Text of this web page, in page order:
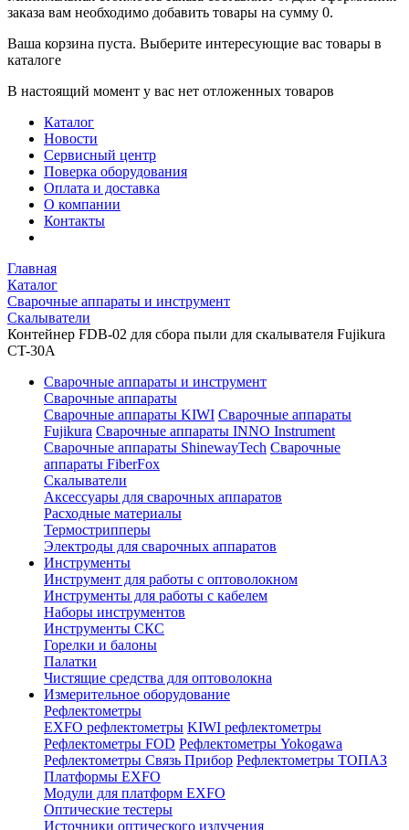
заказа вам необходимо добавить товары на сумму 0.
Ваша корзина пуста. Выберите интересующие вас товары в
каталоге
В настоящий момент у вас нет отложенных товаров
Каталог
Новости
Сервисный центр
Поверка оборудования
Оплата и доставка
О компании
Контакты
Главная
Каталог
Сварочные аппараты и инструмент
Скалыватели
Контейнер FDB-02 для сбора пыли для скалывателя Fujikura
CT-30A
Сварочные аппараты и инструмент
Сварочные аппараты
Сварочные аппараты KIWI Сварочные аппараты
Fujikura Сварочные аппараты INNO Instrument
Сварочные аппараты ShinewayTech Cварочные
аппараты FiberFox
Скалыватели
Аксессуары для сварочных аппаратов
Расходные материалы
Термострипперы
Электроды для сварочных аппаратов
Инструменты
Инструмент для работы с оптоволокном
Инструменты для работы с кабелем
Наборы инструментов
Инструменты СКС
Горелки и балоны
Палатки
Чистящие средства для оптоволокна
Измерительное оборудование
Рефлектометры
EXFO рефлектометры KIWI рефлектометры
Рефлектометры FOD Рефлектометры Yokogawa
Рефлектометры Связь Прибор Рефлектометры ТОПАЗ
Платформы EXFO
Модули для платформ EXFO
Оптические тестеры
Источники оптического излучения